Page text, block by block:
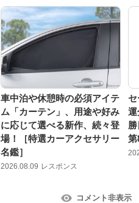
車中泊や休憩時の必須アイテ
ム「カーテン」、用途や好み
に応じて選べる新作、続々登
場！［特選カーアクセサリー
名鑑］
2026.08.09 レスポンス
運
第
コメント非表示